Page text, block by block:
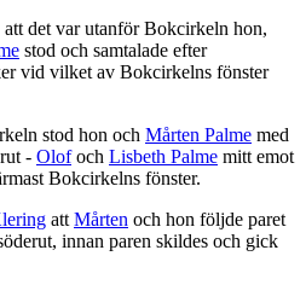
att det var utanför Bokcirkeln hon,
stod och samtalade efter
vid vilket av Bokcirkelns fönster
stod hon och Mårten Palme med
- Olofoch Lisbeth Palme mitt emot
Bokcirkelns fönster.
att Mårten och hon följde paret
innan paren skildes och gick